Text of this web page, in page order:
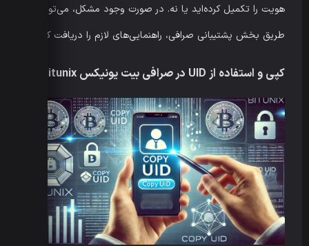
هویت را تکمیل کرده‌اید یا نه. در صورت وجود مشکل، می‌توانید از
طریق بخش پشتیبانی صرافی، راهنمایی‌های لازم را دریافت کنید.
کپی و استفاده از UID در صرافی بیت یونیکس Bitunix